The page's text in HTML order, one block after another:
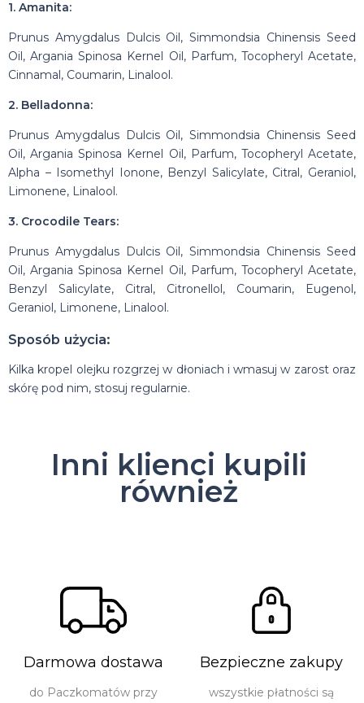
1. Amanita:
Prunus Amygdalus Dulcis Oil, Simmondsia Chinensis Seed
Oil, Argania Spinosa Kernel Oil, Parfum, Tocopheryl Acetate,
Cinnamal, Coumarin, Linalool.
2. Belladonna:
Prunus Amygdalus Dulcis Oil, Simmondsia Chinensis Seed
Oil, Argania Spinosa Kernel Oil, Parfum, Tocopheryl Acetate,
Alpha – Isomethyl Ionone, Benzyl Salicylate, Citral, Geraniol,
Limonene, Linalool.
3. Crocodile Tears:
Prunus Amygdalus Dulcis Oil, Simmondsia Chinensis Seed
Oil, Argania Spinosa Kernel Oil, Parfum, Tocopheryl Acetate,
Benzyl Salicylate, Citral, Citronellol, Coumarin, Eugenol,
Geraniol, Limonene, Linalool.
Sposób użycia:
Kilka kropel olejku rozgrzej w dłoniach i wmasuj w zarost oraz
skórę pod nim, stosuj regularnie.
Inni klienci kupili
również
Darmowa dostawa
do Paczkomatów przy
Bezpieczne zakupy
wszystkie płatności są